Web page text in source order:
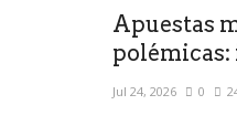
Apuestas
Jul 24, 2026 0